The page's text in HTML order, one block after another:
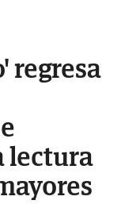
regresa
lectura